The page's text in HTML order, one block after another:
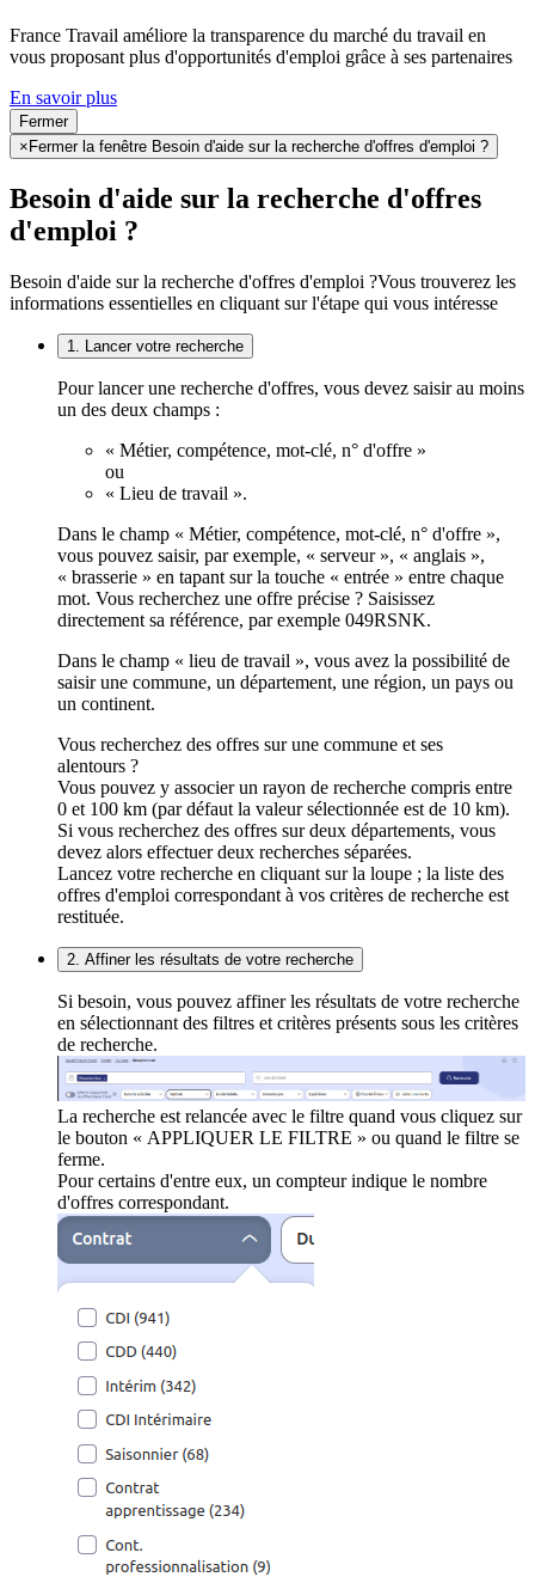
France Travail améliore la transparence du marché du travail en
vous proposant plus d'opportunités d'emploi grâce à ses partenaires
En savoir plus
Fermer
× Fermer la fenêtre Besoin d'aide sur la recherche d'offres d'emploi ?
Besoin d'aide sur la recherche d'offres
d'emploi ?
Besoin d'aide sur la recherche d'offres d'emploi ?Vous trouverez les
informations essentielles en cliquant sur l'étape qui vous intéresse
1. Lancer votre recherche
Pour lancer une recherche d'offres, vous devez saisir au moins
un des deux champs :
« Métier, compétence, mot-clé, n° d'offre »
ou
« Lieu de travail ».
Dans le champ « Métier, compétence, mot-clé, n° d'offre »,
vous pouvez saisir, par exemple, « serveur », « anglais »,
« brasserie » en tapant sur la touche « entrée » entre chaque
mot. Vous recherchez une offre précise ? Saisissez
directement sa référence, par exemple 049RSNK.
Dans le champ « lieu de travail », vous avez la possibilité de
saisir une commune, un département, une région, un pays ou
un continent.
Vous recherchez des offres sur une commune et ses
alentours ?
Vous pouvez y associer un rayon de recherche compris entre
0 et 100 km (par défaut la valeur sélectionnée est de 10 km).
Si vous recherchez des offres sur deux départements, vous
devez alors effectuer deux recherches séparées.
Lancez votre recherche en cliquant sur la loupe ; la liste des
offres d'emploi correspondant à vos critères de recherche est
restituée.
2. Affiner les résultats de votre recherche
Si besoin, vous pouvez affiner les résultats de votre recherche
en sélectionnant des filtres et critères présents sous les critères
de recherche.
La recherche est relancée avec le filtre quand vous cliquez sur
le bouton « APPLIQUER LE FILTRE » ou quand le filtre se
ferme.
Pour certains d'entre eux, un compteur indique le nombre
d'offres correspondant.